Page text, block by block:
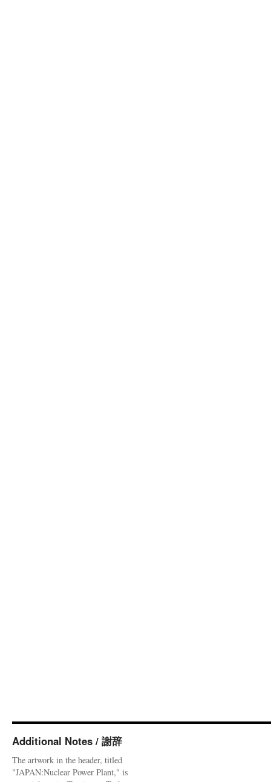
Additional Notes / 謝辞
The artwork in the header, titled
"JAPAN:Nuclear Power Plant," is